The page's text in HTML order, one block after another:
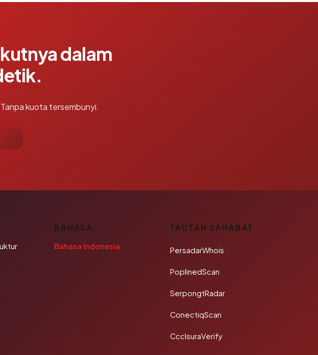
dalam
kuota tersembunyi.
→
BAHASA
Bahasa Indonesia
TAUTAN SAHABAT
PersadarWhois
PoplinedScan
SerpongtRadar
ConectiqScan
CcclsuraVerify